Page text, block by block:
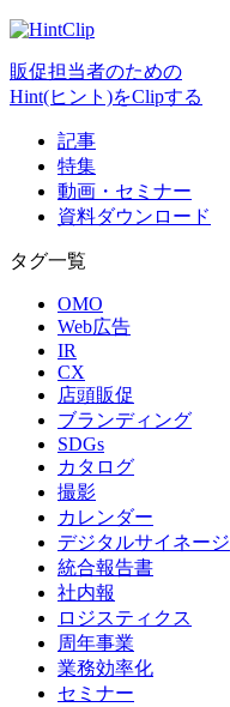
販促担当者のための
Hint(ヒント)をClipする
記事
特集
動画・セミナー
資料ダウンロード
タグ一覧
OMO
Web広告
IR
CX
店頭販促
ブランディング
SDGs
カタログ
撮影
カレンダー
デジタルサイネージ
統合報告書
社内報
ロジスティクス
周年事業
業務効率化
セミナー